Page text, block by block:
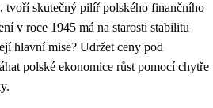
skutečný pilíř polského finančního
v roce 1945 má na starosti stabilitu
hlavní mise? Udržet ceny pod
polské ekonomice růst pomocí chytře